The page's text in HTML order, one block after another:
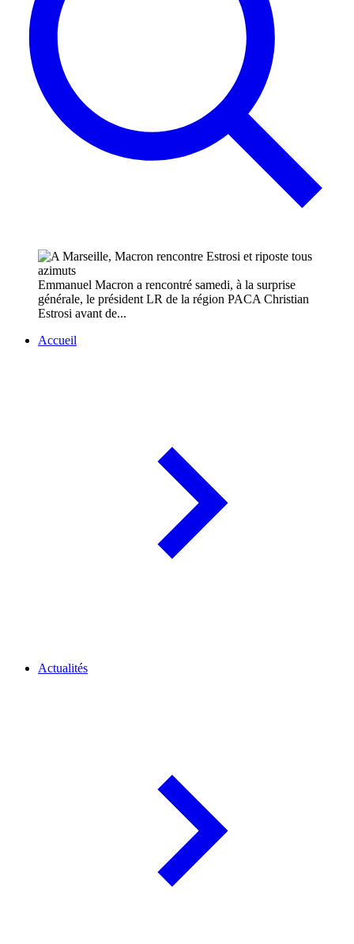
Emmanuel Macron a rencontré samedi, à la surprise
générale, le président LR de la région PACA Christian
Estrosi avant de...
Accueil
Actualités